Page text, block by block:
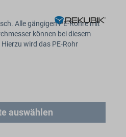
Alle gängigen PE-Rohre mit
können bei diesem
wird das PE-Rohr
auswählen